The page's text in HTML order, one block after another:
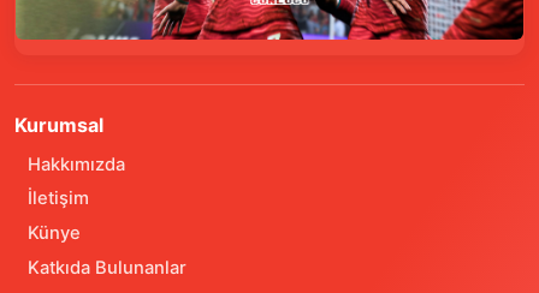
Kurumsal
Hakkımızda
İletişim
Künye
Katkıda Bulunanlar